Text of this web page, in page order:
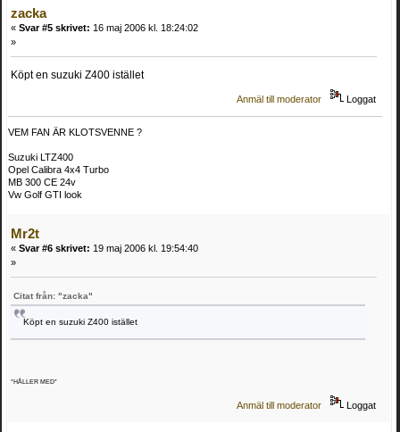
zacka
« Svar #5 skrivet: 16 maj 2006 kl. 18:24:02
»
Köpt en suzuki Z400 istället
Anmäl till moderator Loggat
VEM FAN ÄR KLOTSVENNE ?
Suzuki LTZ400
Opel Calibra 4x4 Turbo
MB 300 CE 24v
Vw Golf GTI look
Mr2t
« Svar #6 skrivet: 19 maj 2006 kl. 19:54:40
»
Citat från: "zacka"
Köpt en suzuki Z400 istället
*HÅLLER MED*
Anmäl till moderator Loggat